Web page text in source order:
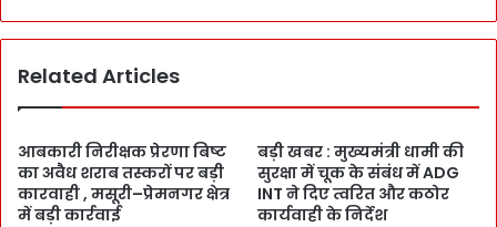
Related Articles
आबकारी निरीक्षक प्रेरणा बिष्ट
का अवैध शराब तस्करों पर बड़ी
कारवाही , मसूरी–प्रेमनगर क्षेत्र
में बड़ी कार्रवाई
बड़ी खबर : मुख्यमंत्री धामी की
सुरक्षा में चूक के संबंध में ADG
INT ने दिए त्वरित और कठोर
कार्यवाही के निर्देश